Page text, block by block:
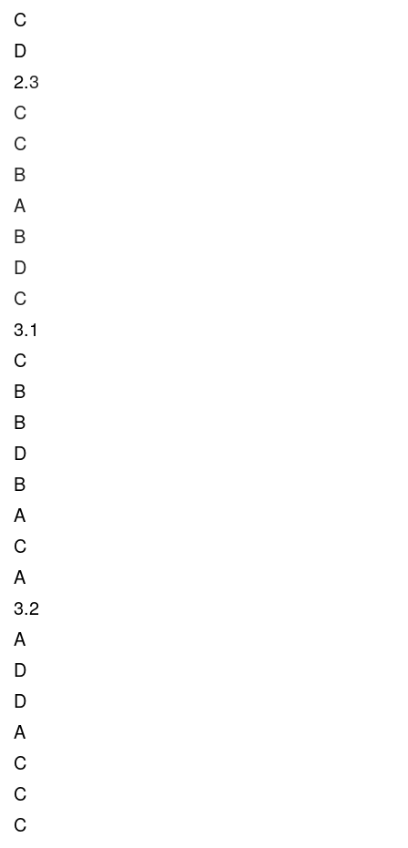
C
D
2.3
C
C
B
A
B
D
C
3.1
C
B
B
D
B
A
C
A
3.2
A
D
D
A
C
C
C